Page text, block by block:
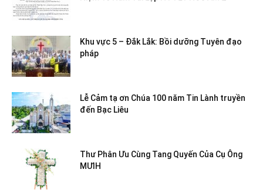
Khu vực 5 – Đắk Lắk: Bồi dưỡng Tuyên đạo
pháp
Lễ Cảm tạ ơn Chúa 100 năm Tin Lành truyền
đến Bạc Liêu
Thư Phân Ưu Cùng Tang Quyến Của Cụ Ông
MƯIH